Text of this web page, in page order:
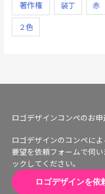
著作権 装丁 赤
２色
ロゴデザインコンペのお申
ロゴデザインのコンペに
要望を依頼フォームで伺
ックしてください。
ロゴデザインを依